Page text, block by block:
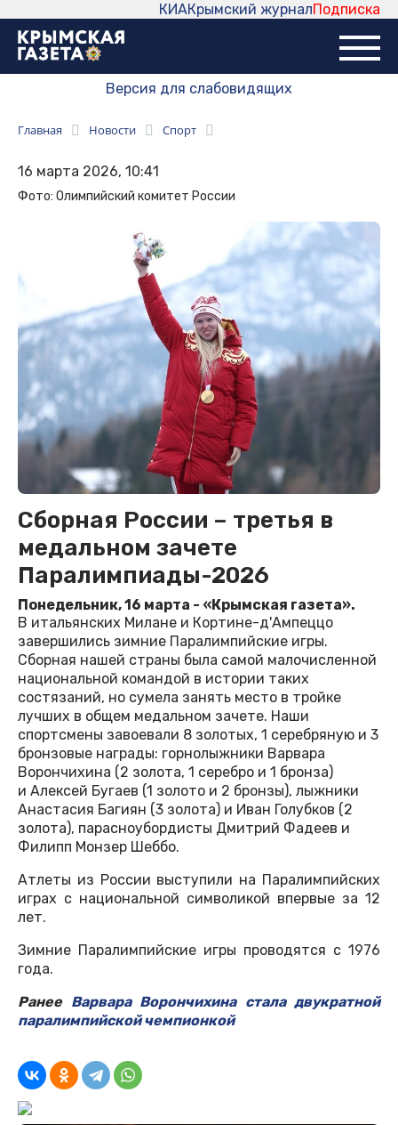
Подписка
Крымский журнал
КИА
Версия для слабовидящих
Главная Новости Спорт
16 марта 2026, 10:41
Фото: Олимпийский комитет России
Сборная России – третья в
медальном зачете
Паралимпиады-2026
Понедельник, 16 марта - «Крымская газета».
В итальянских Милане и Кортине-д'Ампеццо
завершились зимние Паралимпийские игры.
Сборная нашей страны была самой малочисленной
национальной командой в истории таких
состязаний, но сумела занять место в тройке
лучших в общем медальном зачете. Наши
спортсмены завоевали 8 золотых, 1 серебряную и 3
бронзовые награды: горнолыжники Варвара
Ворончихина (2 золота, 1 серебро и 1 бронза)
и Алексей Бугаев (1 золото и 2 бронзы), лыжники
Анастасия Багиян (3 золота) и Иван Голубков (2
золота), парасноубордисты Дмитрий Фадеев и
Филипп Монзер Шеббо.
Атлеты из России выступили на Паралимпийских
играх с национальной символикой впервые за 12
лет.
Зимние Паралимпийские игры проводятся с 1976
года.
Ранее Варвара Ворончихина стала двукратной
паралимпийской чемпионкой